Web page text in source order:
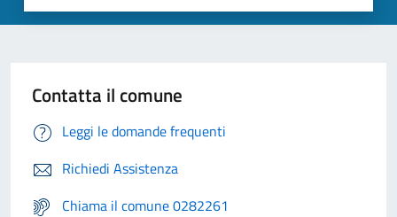
Contatta il comune
Leggi le domande frequenti
Richiedi Assistenza
Chiama il comune 0282261